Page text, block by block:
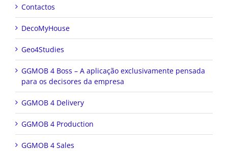
Contactos
DecoMyHouse
Geo4Studies
GGMOB 4 Boss – A aplicação exclusivamente pensada
para os decisores da empresa
GGMOB 4 Delivery
GGMOB 4 Production
GGMOB 4 Sales